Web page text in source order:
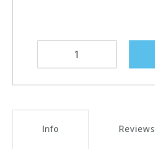
Info Reviews